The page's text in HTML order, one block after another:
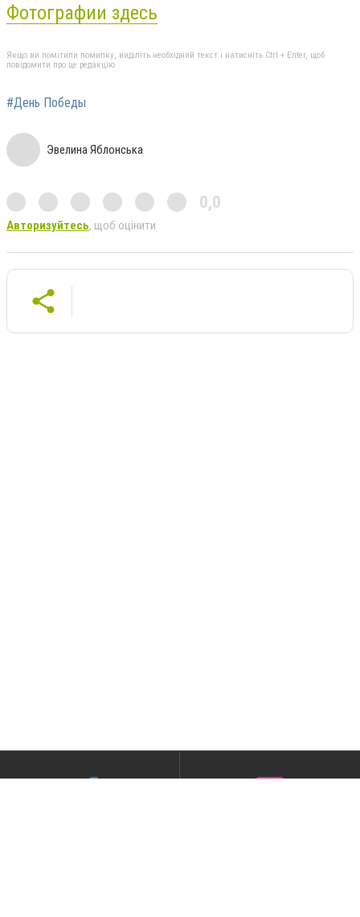
Фотографии здесь
Якщо ви помітили помилку, виділіть необхідний текст і натисніть Ctrl + Enter, щоб
повідомити про це редакцію
#День Победы
Эвелина Яблонська
0,0
Авторизуйтесь, щоб оцінити